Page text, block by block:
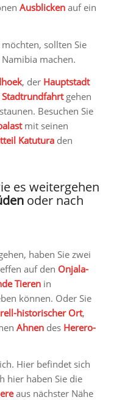
Ausblickenauf ein
sollten Sie
machen.
, der Hauptstadt
Stadtrundfahrtgehen
Besuchen Sie
mit seinen
Katuturaden
es weitergehen
oder nach
haben Sie zwei
auf den Onjala-
Tierenin
können. Oder Sie
historischer Ort,
Ahnendes Herero-
Hier befindet sich
hier haben Sie die
aus nächster Nähe